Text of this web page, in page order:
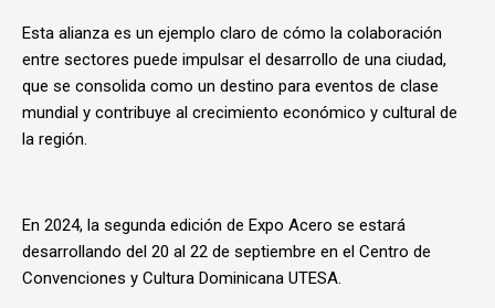
Esta alianza es un ejemplo claro de cómo la colaboración
entre sectores puede impulsar el desarrollo de una ciudad,
que se consolida como un destino para eventos de clase
mundial y contribuye al crecimiento económico y cultural de
la región.
En 2024, la segunda edición de Expo Acero se estará
desarrollando del 20 al 22 de septiembre en el Centro de
Convenciones y Cultura Dominicana UTESA.